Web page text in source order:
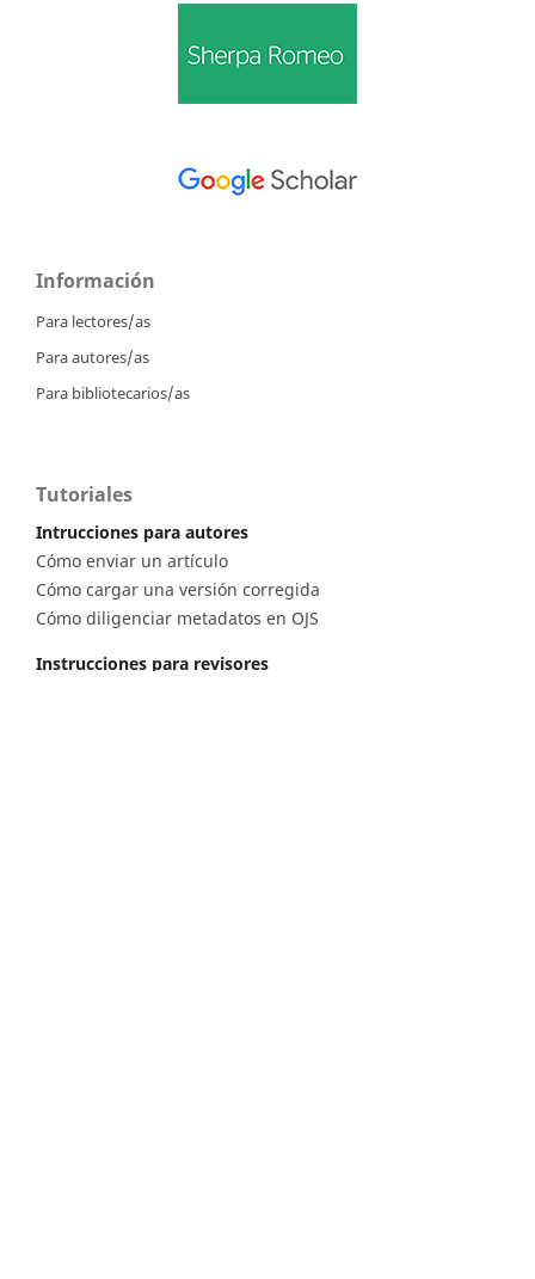
Información
Para lectores/as
Para autores/as
Para bibliotecarios/as
Tutoriales
Intrucciones para autores
Cómo enviar un artículo
Cómo cargar una versión corregida
Cómo diligenciar metadatos en OJS
Instrucciones para revisores